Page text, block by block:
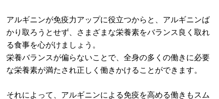
アルギニンが免疫力アップに役立つからと、アルギニンば
かり取ろうとせず、さまざまな栄養素をバランス良く取れ
る食事を心がけましょう。
栄養バランスが偏らないことで、全身の多くの働きに必要
な栄養素が満たされ正しく働きかけることができます。
それによって、アルギニンによる免疫を高める働きもスム